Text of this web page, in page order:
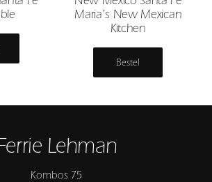
Maria’s New Mexican
Kitchen
Bestel
Lehman
Kombos 75